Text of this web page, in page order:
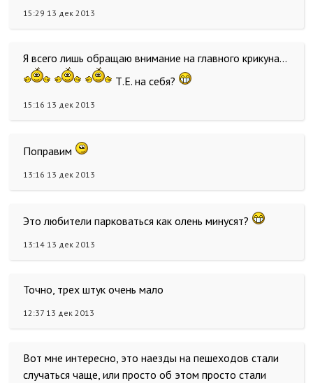
15:29 13 дек 2013
Я всего лишь обращаю внимание на главного крикуна...
Т.Е. на себя?
15:16 13 дек 2013
Поправим
13:16 13 дек 2013
Это любители парковаться как олень минусят?
13:14 13 дек 2013
Точно, трех штук очень мало
12:37 13 дек 2013
Вот мне интересно, это наезды на пешеходов стали
случаться чаще, или просто об этом просто стали